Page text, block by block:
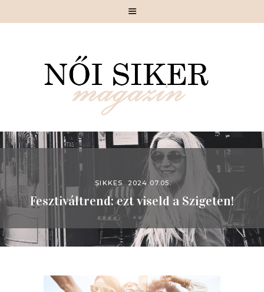
SIKKES 2024.07.05.
Fesztiváltrend: ezt viseld a Szigeten!
MAGAZIN
SIKERSZTORI
CÉLIRÁNY
SZÉPÍTÉSZ
MOTIVÁCIÓ
GASZTRONÓMIA
PIHENŐ
RÓLUNK
KAPCSOLAT